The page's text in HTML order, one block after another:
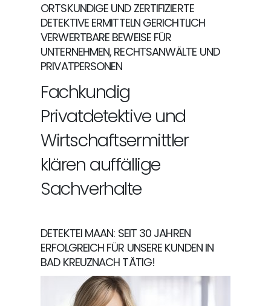
ORTSKUNDIGE UND ZERTIFIZIERTE
DETEKTIVE ERMITTELN GERICHTLICH
VERWERTBARE BEWEISE FÜR
UNTERNEHMEN, RECHTSANWÄLTE UND
PRIVATPERSONEN
Fachkundig
Privatdetektive und
Wirtschaftsermittler
klären auffällige
Sachverhalte
DETEKTEI MAAN: SEIT 30 JAHREN
ERFOLGREICH FÜR UNSERE KUNDEN IN
BAD KREUZNACH TÄTIG!